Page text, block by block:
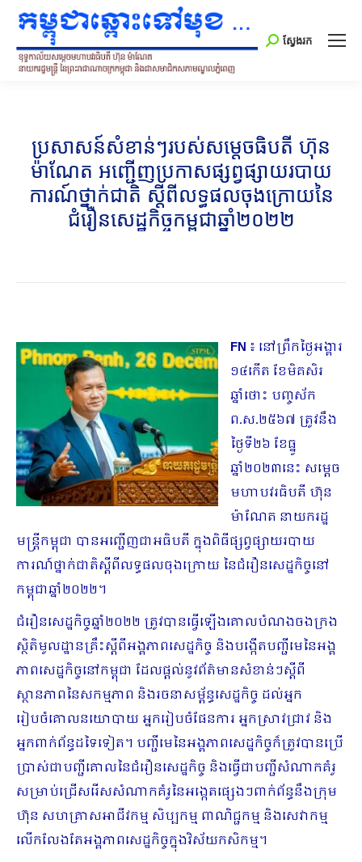
Search:
ស្វែងរក
ប្រសាសន៍សំខាន់ៗរបស់សម្តេចធិបតី ហ៊ុន
ម៉ាណែត អញ្ជើញប្រកាសផ្សព្វផ្សាយរបាយ
ការណ៍ថ្នាក់ជាតិ ស្តីពីលទ្ធផលចុងក្រោយនៃ
ជំរឿនសេដ្ឋកិច្ចកម្ពុជាឆ្នាំ២០២២
FN ៖ នៅព្រឹកថ្ងៃអង្គារ
១៤កើត ខែមិគសិរ
ឆ្នាំថោះ បញ្ចស័ក
ព.ស.២៥៦៧ ត្រូវនឹង​
ថ្ងៃ​ទី២៦ ខែធ្នូ
ឆ្នាំ២០២៣នេះ សម្តេច
មហាបវរធិបតី ហ៊ុន
ម៉ាណែត នាយក​រដ្ឋ
មន្ត្រី​កម្ពុជា បានអញ្ជើញជាអធិបតី ក្នុងពិធីផ្សព្វផ្សាយរបាយ
ការណ៍ថ្នាក់ជាតិ​ស្តីពីលទ្ធផល​ចុង​ក្រោយ ​នៃជំរឿនសេដ្ឋកិច្ចនៅ
កម្ពុជាឆ្នាំ២០២២។
ជំរឿនសេដ្ឋកិច្ចឆ្នាំ២០២២ ត្រូវបានធ្វើឡើងគោលបំណងចងក្រង
ស្ថិតិមូលដ្ឋានគ្រឹះ​ស្តីពី​អង្គ​ភាពសេដ្ឋកិច្ច និងបង្កើតបញ្ជីមេនៃអង្គ
ភាពសេដ្ឋកិច្ចនៅកម្ពុជា ដែលផ្តល់នូវព័ត៌មាន​សំខាន់ៗ​ស្តីពី
ស្ថានភាពនៃសកម្មភាព និងរចនាសម្ព័ន្ធសេដ្ឋកិច្ច ដល់អ្នក
រៀបចំគោលន​យោ​បាយ អ្នករៀបចំផែនការ អ្នកស្រាវជ្រាវ និង
អ្នកពាក់ព័ន្ធដទៃទៀត។ បញ្ជីមេនៃអង្គភាព​សេដ្ឋ​កិច្ច​​ក៏ត្រូវ​បានប្រើ
ប្រាស់ជាបញ្ជីគោលនៃជំរឿនសេដ្ឋកិច្ច និងធ្វើជាបញ្ជីសំណាកគំរូ
សម្រាប់​ជ្រើសរើសសំណាកគំរូនៃអង្កេតផ្សេងៗពាក់ព័ន្ធនឹងក្រុម
ហ៊ុន សហគ្រាសអាជីវកម្ម សិប្បកម្ម ពាណិជ្ជកម្ម និងសេវាកម្ម
លើកលែងតែអង្គភាពសេដ្ឋកិច្ចក្នុងវិស័យកសិកម្ម។